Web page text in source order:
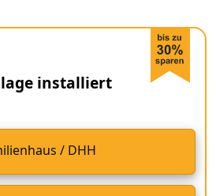
installiert
/ DHH